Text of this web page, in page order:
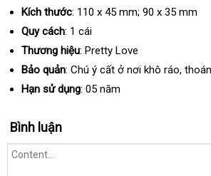
chọn
toán
Kích thước: 110 x 45 mm; 90 x 35 mm
Quy cách: 1 cái
Thương hiệu: Pretty Love
Bảo quản: Chú ý cất ở nơi khô ráocao
,
Hạn sử dụng: 05 năm
Bình luận